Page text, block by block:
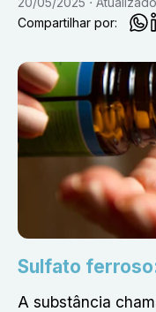
Compartilhar por:
Sulfato
A substância